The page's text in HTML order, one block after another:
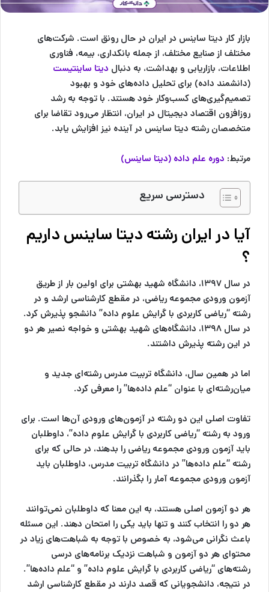
بازار کار دیتا ساینس در ایران در حال رونق است. شرکت‌های
مختلف از صنایع مختلف، از جمله بانکداری، بیمه، فناوری
اطلاعات، بازاریابی و بهداشت، به دنبال دیتا ساینتیست
(دانشمند داده) برای تحلیل داده‌های خود و بهبود
تصمیم‌گیری‌های کسب‌وکار خود هستند. با توجه به رشد
روزافزون اقتصاد دیجیتال در ایران، انتظار می‌رود تقاضا برای
متخصصان رشته دیتا ساینس در آینده نیز افزایش یابد.
مرتبط: دوره علم داده (دیتا ساینس)
دسترسی سریع
آیا در ایران رشته دیتا ساینس داریم
؟
در سال ۱۳۹۷، دانشگاه شهید بهشتی برای اولین بار از طریق
آزمون ورودی مجموعه ریاضی، در مقطع کارشناسی ارشد و در
رشته “ریاضی کاربردی با گرایش علوم داده” دانشجو پذیرش کرد.
در سال ۱۳۹۸، دانشگاه‌های شهید بهشتی و خواجه نصیر هر دو
در این رشته پذیرش داشتند.
اما در همین سال، دانشگاه تربیت مدرس رشته‌ای جدید و
میان‌رشته‌ای با عنوان “علم داده‌ها” را معرفی کرد.
تفاوت اصلی این دو رشته در آزمون‌های ورودی آن‌ها است. برای
ورود به رشته “ریاضی کاربردی با گرایش علوم داده”، داوطلبان
باید آزمون ورودی مجموعه ریاضی را بدهند، در حالی که برای
رشته “علم داده‌ها” در دانشگاه تربیت مدرس، داوطلبان باید
آزمون ورودی مجموعه آمار را بگذرانند.
هر دو آزمون اصلی هستند، به این معنا که داوطلبان نمی‌توانند
هر دو را انتخاب کنند و تنها باید یکی را امتحان دهند. این مسئله
باعث نگرانی می‌شود، به خصوص با توجه به شباهت‌های زیاد در
محتوای هر دو آزمون و شباهت نزدیک برنامه‌های درسی
رشته‌های “ریاضی کاربردی با گرایش علوم داده” و “علم داده‌ها”.
در نتیجه، دانشجویانی که قصد دارند در مقطع کارشناسی ارشد